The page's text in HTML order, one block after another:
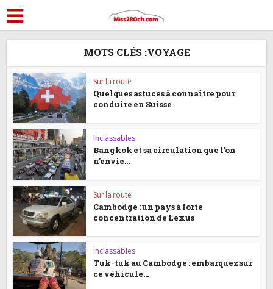
MOTS CLÉS :VOYAGE
Sur la route
Quelques astuces à connaître pour
conduire en Suisse
Inclassables
Bangkok et sa circulation que l’on
n’envie...
Sur la route
Cambodge : un pays à forte
concentration de Lexus
Inclassables
Tuk-tuk au Cambodge : embarquez sur
ce véhicule...